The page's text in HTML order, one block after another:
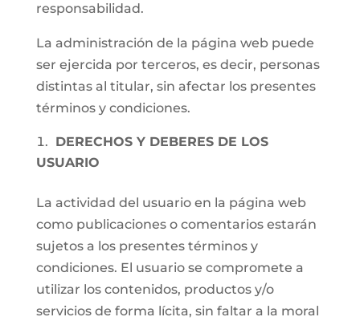
responsabilidad.
La administración de la página web puede
ser ejercida por terceros, es decir, personas
distintas al titular, sin afectar los presentes
términos y condiciones.
DERECHOS Y DEBERES DE LOS
USUARIO
La actividad del usuario en la página web
como publicaciones o comentarios estarán
sujetos a los presentes términos y
condiciones. El usuario se compromete a
utilizar los contenidos, productos y/o
servicios de forma lícita, sin faltar a la moral